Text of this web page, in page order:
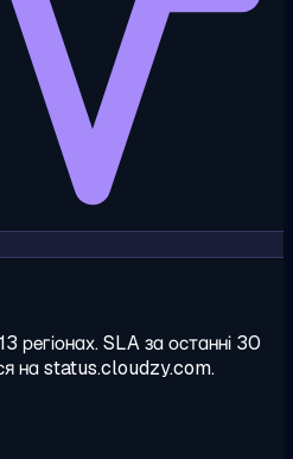
регіонах. SLA за останні 30
на status.cloudzy.com.